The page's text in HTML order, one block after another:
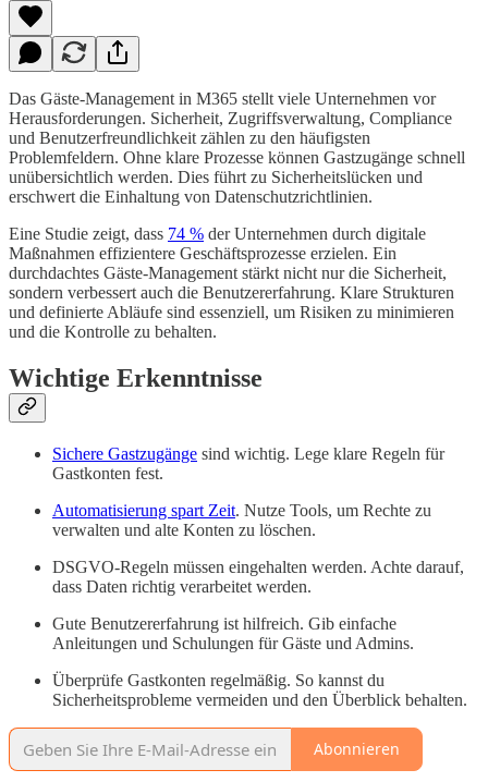
Das Gäste-Management in M365 stellt viele Unternehmen vor
Herausforderungen. Sicherheit, Zugriffsverwaltung, Compliance
und Benutzerfreundlichkeit zählen zu den häufigsten
Problemfeldern. Ohne klare Prozesse können Gastzugänge schnell
unübersichtlich werden. Dies führt zu Sicherheitslücken und
erschwert die Einhaltung von Datenschutzrichtlinien.
Eine Studie zeigt, dass 74 % der Unternehmen durch digitale
Maßnahmen effizientere Geschäftsprozesse erzielen. Ein
durchdachtes Gäste-Management stärkt nicht nur die Sicherheit,
sondern verbessert auch die Benutzererfahrung. Klare Strukturen
und definierte Abläufe sind essenziell, um Risiken zu minimieren
und die Kontrolle zu behalten.
Wichtige Erkenntnisse
Sichere Gastzugänge sind wichtig. Lege klare Regeln für
Gastkonten fest.
Automatisierung spart Zeit. Nutze Tools, um Rechte zu
verwalten und alte Konten zu löschen.
DSGVO-Regeln müssen eingehalten werden. Achte darauf,
dass Daten richtig verarbeitet werden.
Gute Benutzererfahrung ist hilfreich. Gib einfache
Anleitungen und Schulungen für Gäste und Admins.
Überprüfe Gastkonten regelmäßig. So kannst du
Sicherheitsprobleme vermeiden und den Überblick behalten.
Abonnieren